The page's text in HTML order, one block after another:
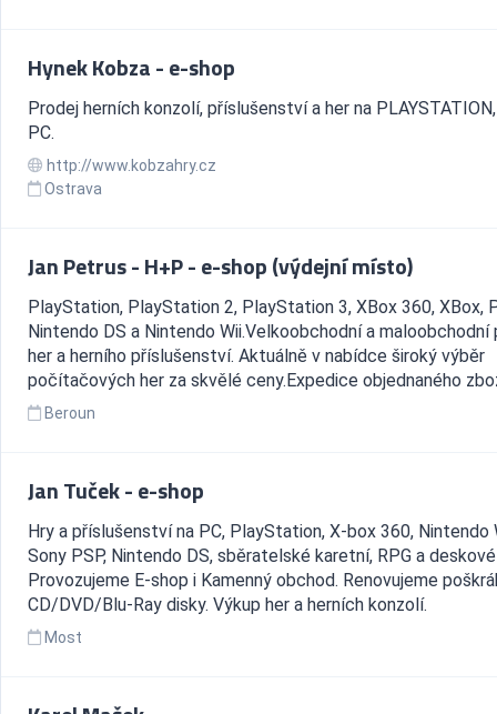
Hynek Kobza - e-shop
Prodej herních konzolí, příslušenství a her na
PC.
http://www.kobzahry.cz
Ostrava
Jan Petrus - H+P - e-shop (výdejní místo)
PlayStation, PlayStation 2, PlayStation 3, XBox 360, XBox,
Nintendo DS a Nintendo Wii.Velkoobchodní a maloobchodní
her a herního příslušenství. Aktuálně v nabídce široký výběr
počítačových her za skvělé ceny.Expedice objednaného
Beroun
Jan Tuček - e-shop
Hry a příslušenství na PC, PlayStation, X-box 360, Nintendo
Sony PSP, Nintendo DS, sběratelské karetní, RPG a deskové
Provozujeme E-shop i Kamenný obchod. Renovujeme
CD/DVD/Blu-Ray disky. Výkup her a herních konzolí.
Most